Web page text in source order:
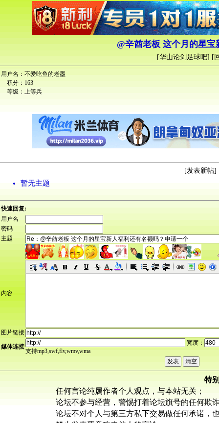
@辛酋老板 这个月的星
[华山论剑足球吧] [
用户名： 不爱吃鱼的老墨
积分： 163
等级： 上等兵
[发表新帖]
暂无主题
快速回复:
用户名
密码
主题
内容
图片链接
媒体连接
宽度：
支持mp3,swf,flv,wmv,wma
特
任何言论纯属作者个人观点，与本站无关；
论坛不参与经营，警惕打着论坛旗号的任何欺
论坛不对个人与第三方私下交易做任何承诺，